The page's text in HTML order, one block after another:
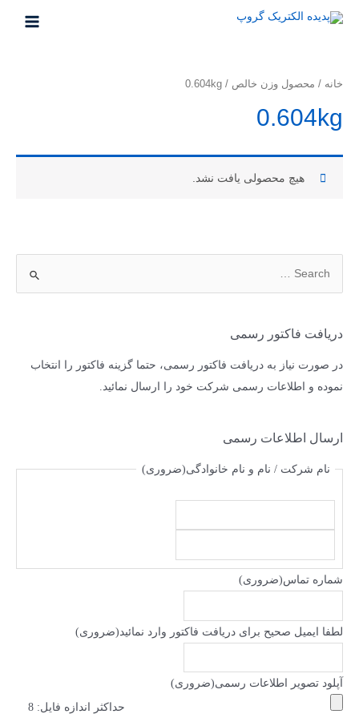
دریافت فاکتور رسمی
در صورت نیاز به دریافت فاکتور رسمی، حتما گزینه فاکتور را انتخاب
نموده و اطلاعات رسمی شرکت خود را ارسال نمائید.
ارسال اطلاعات رسمی
نام شرکت / نام و نام خانوادگی(ضروری)
شماره تماس(ضروری)
لطفا ایمیل صحیح برای دریافت فاکتور وارد نمائید (ضروری)
آپلود تصویر اطلاعات رسمی(ضروری)
حداکثر اندازه فایل: 8
خانه / محصول وزن خالص / 0.604kg
0.604kg
هیچ محصولی یافت نشد.